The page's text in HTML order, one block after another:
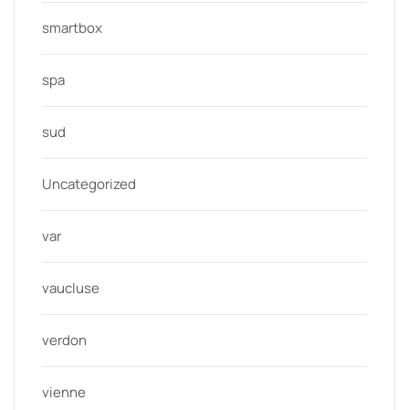
smartbox
spa
sud
Uncategorized
var
vaucluse
verdon
vienne